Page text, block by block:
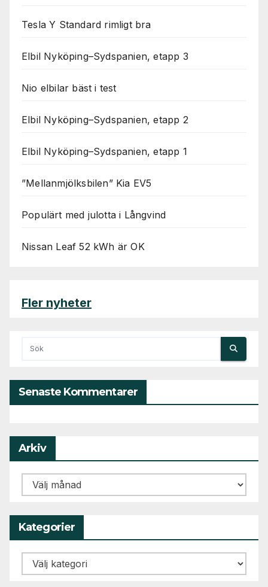
Tesla Y Standard rimligt bra
Elbil Nyköping–Sydspanien, etapp 3
Nio elbilar bäst i test
Elbil Nyköping–Sydspanien, etapp 2
Elbil Nyköping–Sydspanien, etapp 1
”Mellanmjölksbilen” Kia EV5
Populärt med julotta i Långvind
Nissan Leaf 52 kWh är OK
Fler nyheter
Senaste Kommentarer
Arkiv
Arkiv
Kategorier
Kategorier